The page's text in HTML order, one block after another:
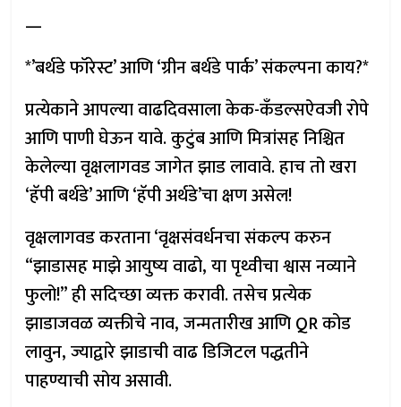
—
*’बर्थडे फॉरेस्ट’ आणि ‘ग्रीन बर्थडे पार्क’ संकल्पना काय?*
प्रत्येकाने आपल्या वाढदिवसाला केक-कॅंडल्सऐवजी रोपे
आणि पाणी घेऊन यावे. कुटुंब आणि मित्रांसह निश्चित
केलेल्या वृक्षलागवड जागेत झाड लावावे. हाच तो खरा
‘हॅपी बर्थडे’ आणि ‘हॅपी अर्थडे’चा क्षण असेल!
वृक्षलागवड करताना ‘वृक्षसंवर्धनचा संकल्प करुन
“झाडासह माझे आयुष्य वाढो, या पृथ्वीचा श्वास नव्याने
फुलो!” ही सदिच्छा व्यक्त करावी. तसेच प्रत्येक
झाडाजवळ व्यक्तीचे नाव, जन्मतारीख आणि QR कोड
लावुन, ज्याद्वारे झाडाची वाढ डिजिटल पद्धतीने
पाहण्याची सोय असावी.